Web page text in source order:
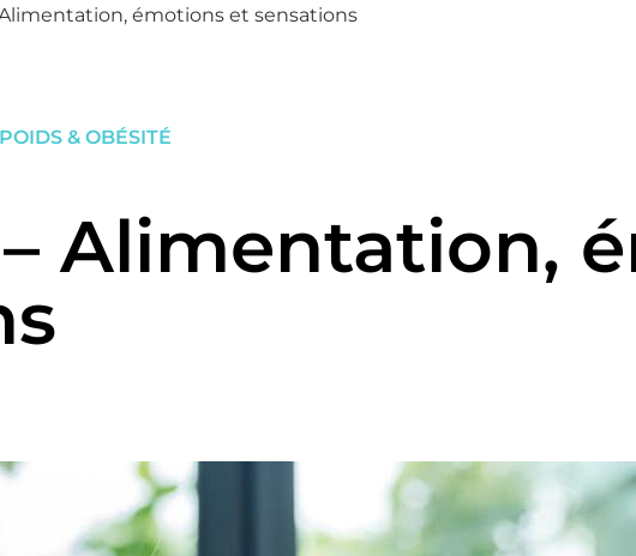
Alimentation, émotions et sensations
& OBÉSITÉ
– Alimentation,